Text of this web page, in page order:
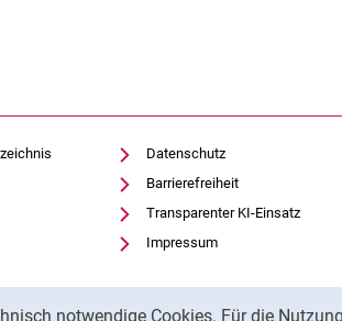
notwendige Cookies. Für die
Datenschutz
Barrierefreiheit
Transparenter KI-Einsatz
Impressum